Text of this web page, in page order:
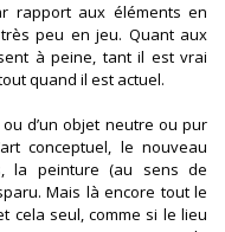
rapport aux éléments en
peu en jeu. Quant aux
à peine, tant il est vrai
quand il est actuel.
d’un objet neutre ou pur
conceptuel, le nouveau
la peinture (au sens de
Mais là encore tout le
cela seul, comme si le lieu